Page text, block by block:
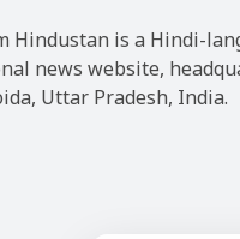
Hindustan is a Hindi-
news website,
Uttar Pradesh, India.